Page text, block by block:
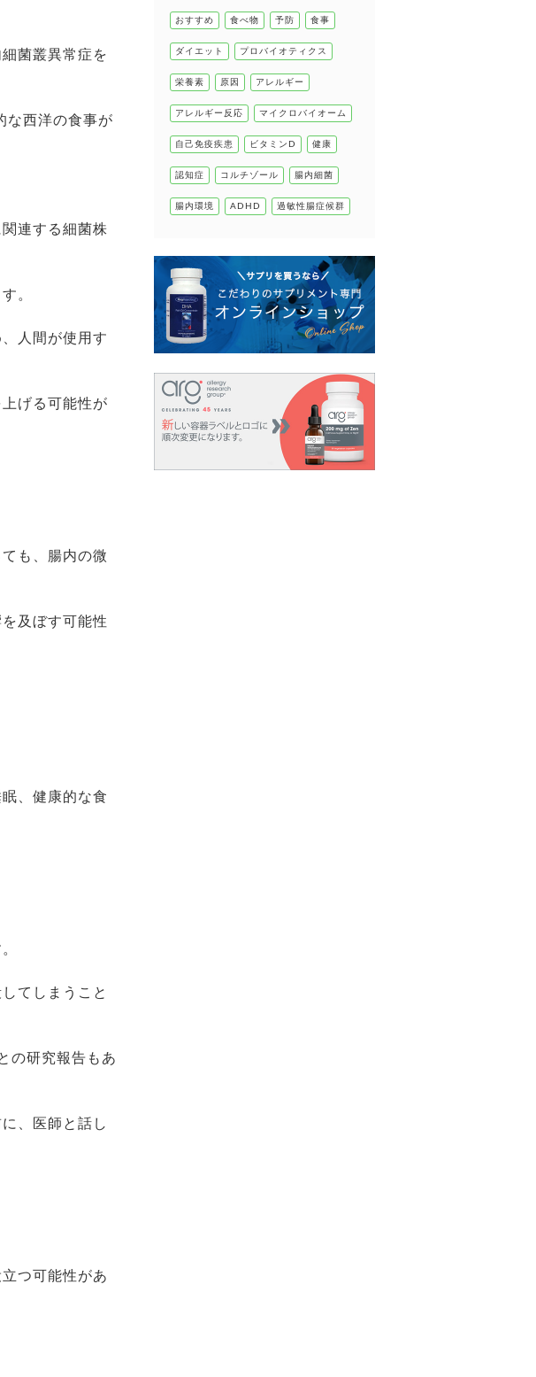
菌叢異常症を
な西洋の食事が
連する細菌株
。
人間が使用す
げる可能性が
も、腸内の微
及ぼす可能性
、健康的な食
てしまうこと
の研究報告もあ
、医師と話し
つ可能性があ
甲状腺
肌
肝臓の健康
腸の健康
おすすめ 食べ物 予防 食事
ダイエット プロバイオティクス
栄養素 原因 アレルギー
アレルギー反応 マイクロバイオーム
自己免疫疾患 ビタミンD 健康
認知症 コルチゾール 腸内細菌
腸内環境 ADHD 過敏性腸症候群